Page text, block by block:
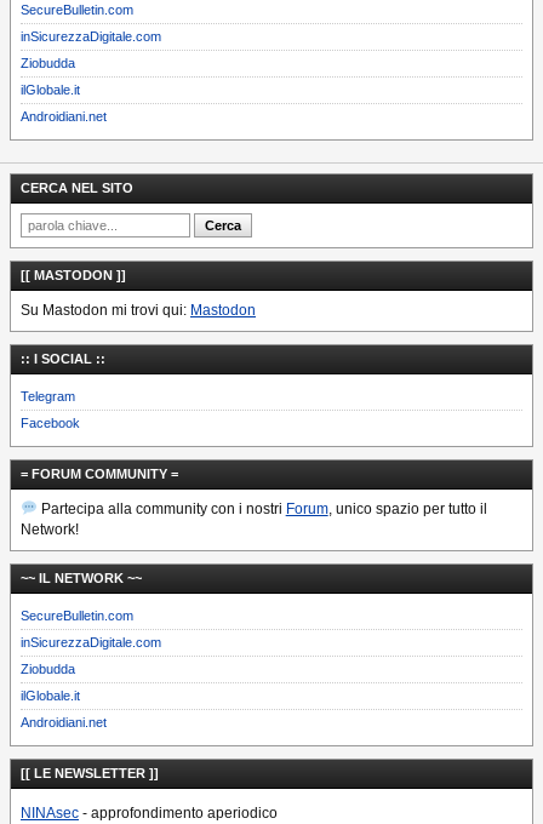
SecureBulletin.com
inSicurezzaDigitale.com
Ziobudda
ilGlobale.it
Androidiani.net
CERCA NEL SITO
[[ MASTODON ]]
Su Mastodon mi trovi qui: Mastodon
:: I SOCIAL ::
Telegram
Facebook
= FORUM COMMUNITY =
Partecipa alla community con i nostri Forum, unico spazio per tutto il
Network!
~~ IL NETWORK ~~
SecureBulletin.com
inSicurezzaDigitale.com
Ziobudda
ilGlobale.it
Androidiani.net
[[ LE NEWSLETTER ]]
NINAsec - approfondimento aperiodico